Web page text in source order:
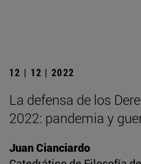
12 | 12 | 2022
La defensa de los
2022: pandemia y
Juan Cianciardo